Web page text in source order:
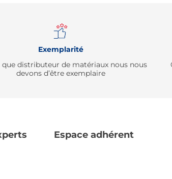
Exemplarité
que distributeur de matériaux nous nous
devons d’être exemplaire
Espace adhérent